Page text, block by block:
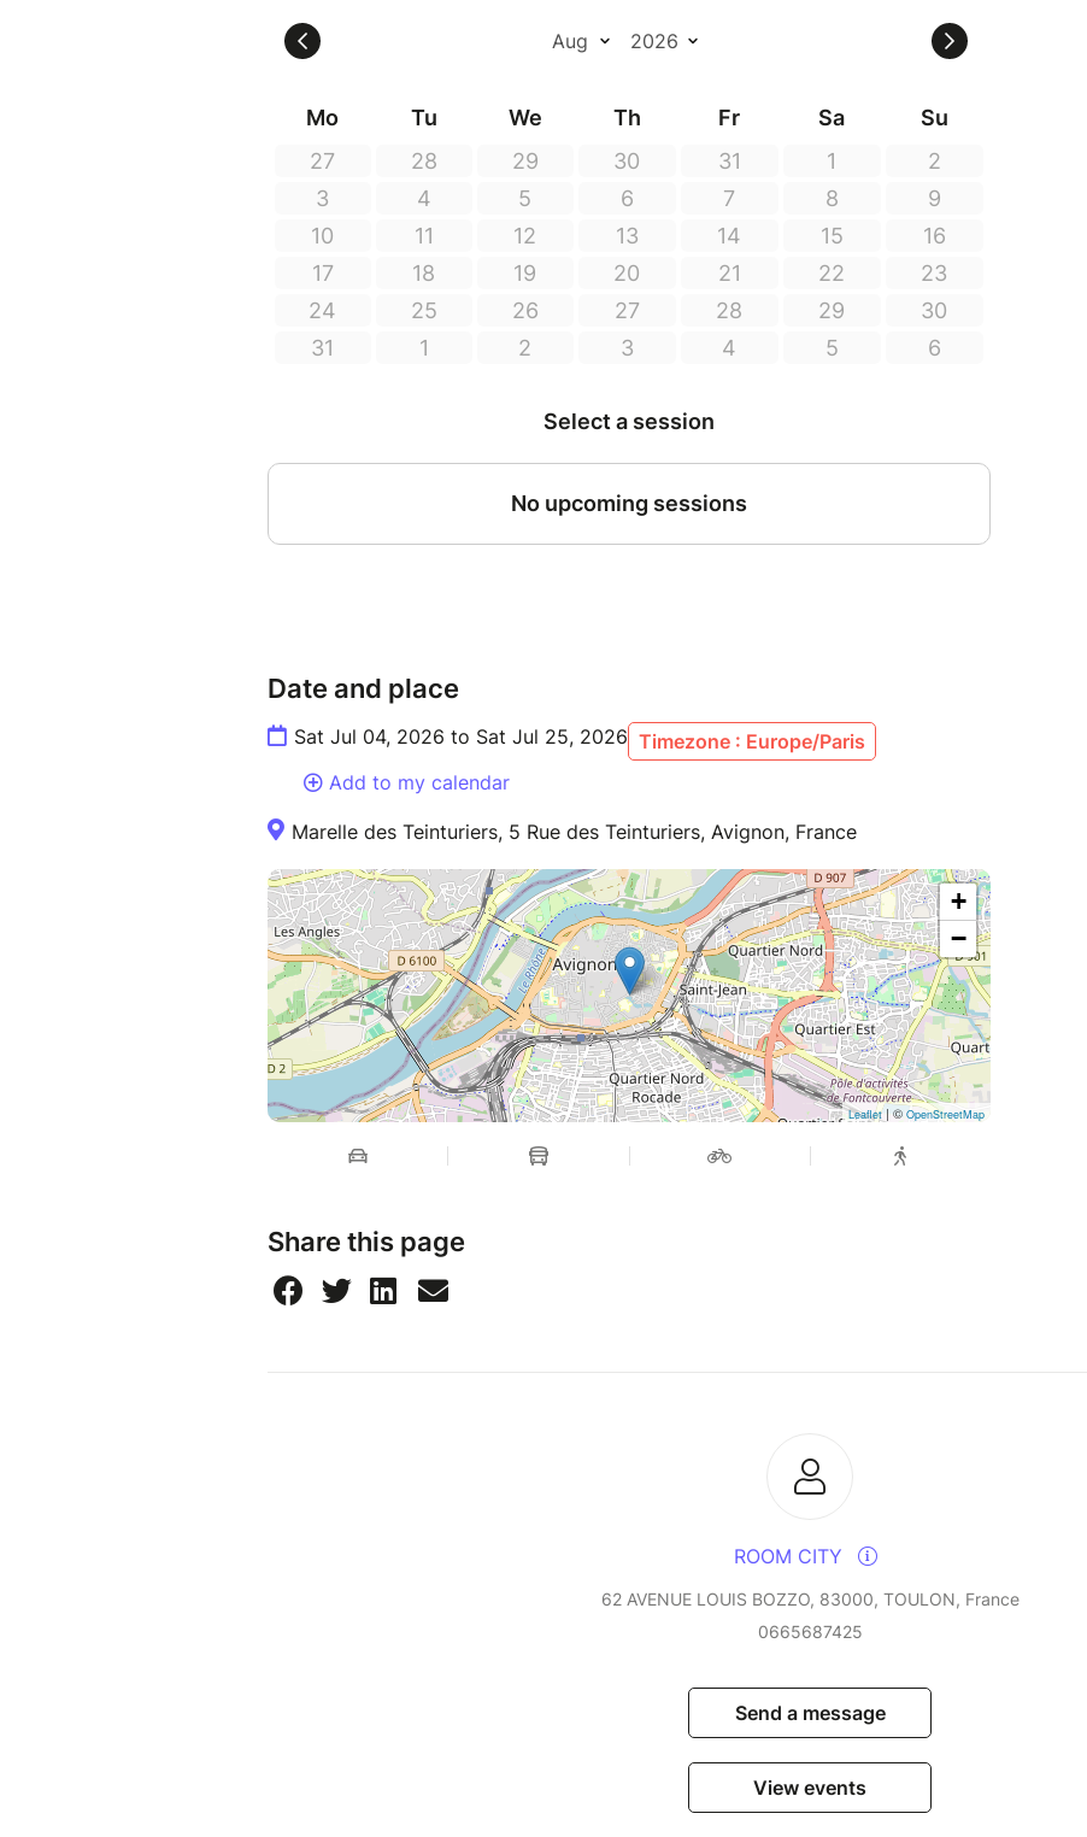
Date and place
Sat Jul 04, 2026 to Sat Jul 25, 2026 Timezone : Europe/Paris
Add to my calendar
Marelle des Teinturiers, 5 Rue des Teinturiers, Avignon, France
+
−
Leaflet| © OpenStreetMap
Share this page
ROOM CITY
62 AVENUE LOUIS BOZZO, 83000, TOULON, France
0665687425
Send a message
View events